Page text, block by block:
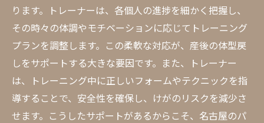
ります。トレーナーは、各個人の進捗を細かく把握し、
その時々の体調やモチベーションに応じてトレーニング
プランを調整します。この柔軟な対応が、産後の体型戻
しをサポートする大きな要因です。また、トレーナー
は、トレーニング中に正しいフォームやテクニックを指
導することで、安全性を確保し、けがのリスクを減少さ
せます。こうしたサポートがあるからこそ、名古屋のパ